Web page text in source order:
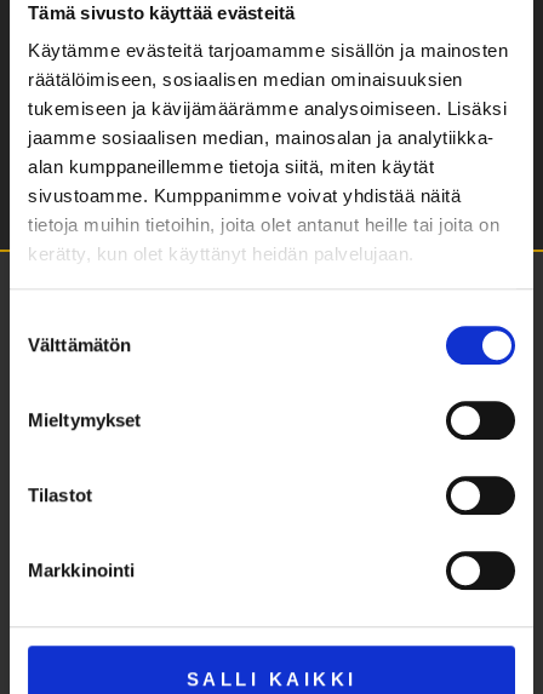
Tämä sivusto käyttää evästeitä
Käytämme evästeitä tarjoamamme sisällön ja mainosten
räätälöimiseen, sosiaalisen median ominaisuuksien
tukemiseen ja kävijämäärämme analysoimiseen. Lisäksi
jaamme sosiaalisen median, mainosalan ja analytiikka-
alan kumppaneillemme tietoja siitä, miten käytät
sivustoamme. Kumppanimme voivat yhdistää näitä
tietoja muihin tietoihin, joita olet antanut heille tai joita on
kerätty, kun olet käyttänyt heidän palvelujaan.
valinta
Välttämätön
Mieltymykset
Tilastot
Markkinointi
SALLI KAIKKI
Academy of Fine Arts in 2007 and gained a
master’s degree in Orthodox Theology in 2018.
The artist’s reimbursement was supported in part
by the Finnish Heritage Agency